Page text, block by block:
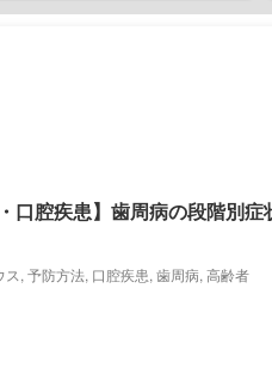
口腔疾患】歯周病の段階別症
ス, 予防方法, 口腔疾患, 歯周病, 高齢者